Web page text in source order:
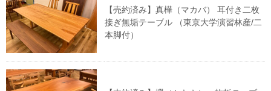
【売約済み】真樺（マカバ） 耳付き二枚
接ぎ無垢テーブル （東京大学演習林産/二
本脚付）